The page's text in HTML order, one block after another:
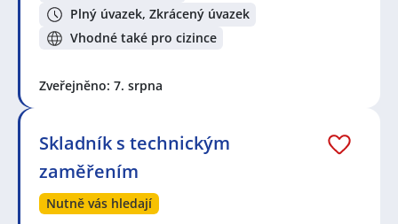
Plný úvazek, Zkrácený úvazek
Vhodné také pro cizince
Zveřejněno: 7. srpna
Skladník s technickým
zaměřením
Nutně vás hledají